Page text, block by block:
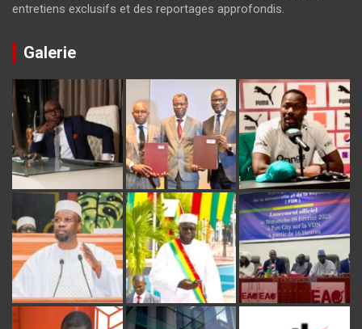
entretiens exclusifs et des reportages approfondis.
Galerie